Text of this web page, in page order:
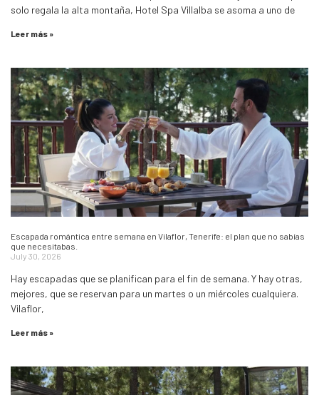
solo regala la alta montaña, Hotel Spa Villalba se asoma a uno de
Leer más »
Escapada romántica entre semana en Vilaflor, Tenerife: el plan que no sabías
que necesitabas.
July 30, 2026
Hay escapadas que se planifican para el fin de semana. Y hay otras,
mejores, que se reservan para un martes o un miércoles cualquiera.
Vilaflor,
Leer más »